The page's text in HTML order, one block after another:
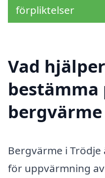
förpliktelser
Vad
bestämma
bergvärme
Bergvärme i
för uppvärmning